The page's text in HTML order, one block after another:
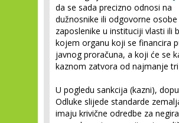
da se sada precizno odnosi na
dužnosnike ili odgovorne osobe
zaposlenike u instituciji vlasti ili
kojem organu koji se financira
javnog proračuna, a koji će se
kaznom zatvora od najmanje
U pogledu sankcija (kazni),
Odluke slijede standarde
imaju krivične odredbe za